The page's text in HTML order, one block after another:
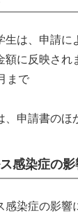
は、申請に
に反映され
まで
申請書のほ
感染症の
感染症の影